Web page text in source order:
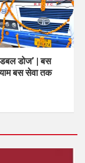
डोज’ | बस
बस सेवा तक